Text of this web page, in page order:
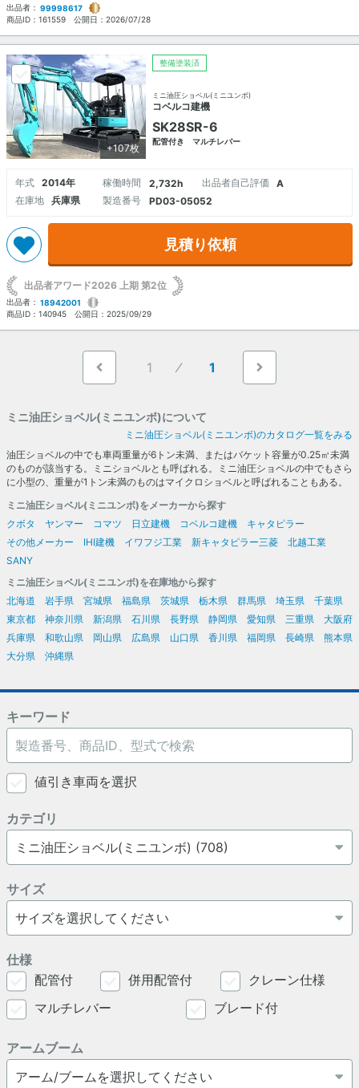
出品者： 99998617
商品ID： 161559 公開日： 2026/07/28
+107枚
整備塗装済
ミニ油圧ショベル(ミニユンボ)
コベルコ建機
SK28SR-6
配管付き マルチレバー
年式 2014年 稼働時間 2,732h 出品者自己評価
A
在庫地
兵庫県 製造番号 PD03-05052
見積り依頼
出品者アワード2026 上期 第2位
出品者： 18942001
商品ID： 140945 公開日： 2025/09/29
1 1
ミニ油圧ショベル(ミニユンボ)について
ミニ油圧ショベル(ミニユンボ)のカタログ一覧をみる
油圧ショベルの中でも車両重量が6トン未満、またはバケット容量が0.25㎥未満
のものが該当する。ミニショベルとも呼ばれる。ミニ油圧ショベルの中でもさら
に小型の、重量が1トン未満のものはマイクロショベルと呼ばれることもある。
ミニ油圧ショベル(ミニユンボ)をメーカーから探す
クボタ
ヤンマー コマツ 日立建機 コベルコ建機
キャタピラー
その他メーカー
IHI建機 イワフジ工業 新キャタピラー三菱
北越工業
SANY
ミニ油圧ショベル(ミニユンボ)を在庫地から探す
北海道
岩手県 宮城県 福島県 茨城県 栃木県 群馬県 埼玉県
千葉県
東京都
神奈川県 新潟県 石川県 長野県 静岡県 愛知県 三重県
大阪府
兵庫県
和歌山県 岡山県 広島県 山口県 香川県 福岡県 長崎県
熊本県
大分県
沖縄県
キーワード
値引き車両を選択
カテゴリ
サイズ
仕様
配管付
併用配管付
クレーン仕様
マルチレバー
ブレード付
アームブーム